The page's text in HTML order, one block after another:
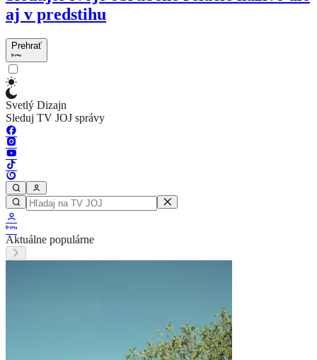
aj v predstihu
Prehrať
Svetlý Dizajn
Sleduj TV JOJ správy
Aktuálne populárne